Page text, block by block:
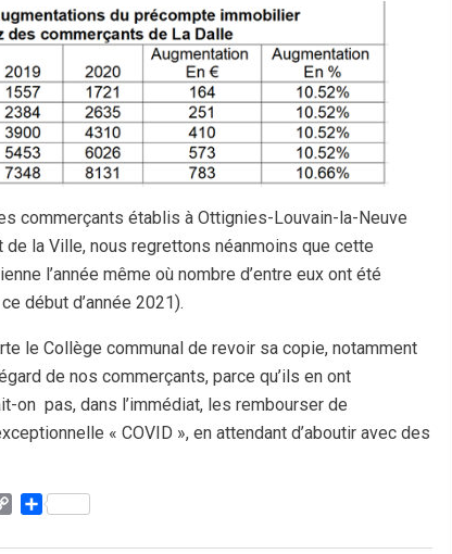
commerçants établis à Ottignies-Louvain-la-Neuve
la Ville, nous regrettons néanmoins que cette
l’année même où nombre d’entre eux ont été
début d’année 2021).
le Collège communal de revoir sa copie, notamment
de nos commerçants, parce qu’ils en ont
on pas, dans l’immédiat, les rembourser de
« COVID », en attendant d’aboutir avec des
CopyPartager